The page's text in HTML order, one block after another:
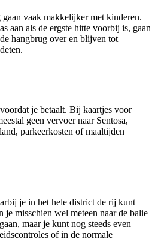
gaan vaak makkelijker met kinderen.
aan als de ergste hitte voorbij is, gaan
hangbrug over en blijven tot
je betaalt. Bij kaartjes voor
geen vervoer naar Sentosa,
parkeerkosten of maaltijden
je in het hele district de rij kunt
je misschien wel meteen naar de balie
maar je kunt nog steeds even
of in de normale